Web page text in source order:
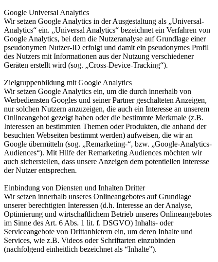
Google Universal Analytics
Wir setzen Google Analytics in der Ausgestaltung als „Universal-
Analytics“ ein. „Universal Analytics“ bezeichnet ein Verfahren von
Google Analytics, bei dem die Nutzeranalyse auf Grundlage einer
pseudonymen Nutzer-ID erfolgt und damit ein pseudonymes Profil
des Nutzers mit Informationen aus der Nutzung verschiedener
Geräten erstellt wird (sog. „Cross-Device-Tracking“).
Zielgruppenbildung mit Google Analytics
Wir setzen Google Analytics ein, um die durch innerhalb von
Werbediensten Googles und seiner Partner geschalteten Anzeigen,
nur solchen Nutzern anzuzeigen, die auch ein Interesse an unserem
Onlineangebot gezeigt haben oder die bestimmte Merkmale (z.B.
Interessen an bestimmten Themen oder Produkten, die anhand der
besuchten Webseiten bestimmt werden) aufweisen, die wir an
Google übermitteln (sog. „Remarketing-“, bzw. „Google-Analytics-
Audiences“). Mit Hilfe der Remarketing Audiences möchten wir
auch sicherstellen, dass unsere Anzeigen dem potentiellen Interesse
der Nutzer entsprechen.
Einbindung von Diensten und Inhalten Dritter
Wir setzen innerhalb unseres Onlineangebotes auf Grundlage
unserer berechtigten Interessen (d.h. Interesse an der Analyse,
Optimierung und wirtschaftlichem Betrieb unseres Onlineangebotes
im Sinne des Art. 6 Abs. 1 lit. f. DSGVO) Inhalts- oder
Serviceangebote von Drittanbietern ein, um deren Inhalte und
Services, wie z.B. Videos oder Schriftarten einzubinden
(nachfolgend einheitlich bezeichnet als “Inhalte”).